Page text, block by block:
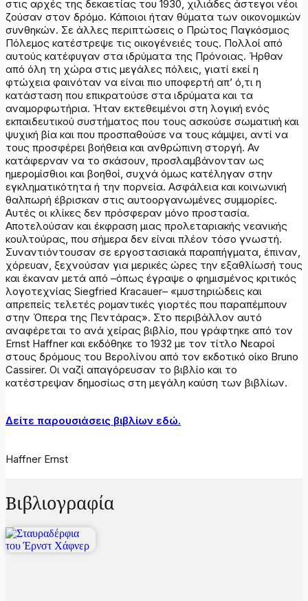
στις αρχές της δεκαετίας του 1930, χιλιάδες άστεγοι νέοι
ζούσαν στον δρόμο. Κάποιοι ήταν θύματα των οικονομικών
συνθηκών. Σε άλλες περιπτώσεις ο Πρώτος Παγκόσμιος
Πόλεμος κατέστρεψε τις οικογένειές τους. Πολλοί από
αυτούς κατέφυγαν στα ιδρύματα της Πρόνοιας. Ήρθαν
από όλη τη χώρα στις μεγάλες πόλεις, γιατί εκεί η
φτώχεια φαινόταν να είναι πιο υποφερτή απ’ ό,τι η
κατάσταση που επικρατούσε στα ιδρύματα και τα
αναμορφωτήρια. Ήταν εκτεθειμένοι στη λογική ενός
εκπαιδευτικού συστήματος που τους ασκούσε σωματική και
ψυχική βία και που προσπαθούσε να τους κάμψει, αντί να
τους προσφέρει βοήθεια και ανθρώπινη στοργή. Αν
κατάφερναν να το σκάσουν, προσλαμβάνονταν ως
ημερομίσθιοι και βοηθοί, συχνά όμως κατέληγαν στην
εγκληματικότητα ή την πορνεία. Ασφάλεια και κοινωνική
θαλπωρή έβρισκαν στις αυτοοργανωμένες συμμορίες.
Αυτές οι κλίκες δεν πρόσφεραν μόνο προστασία.
Αποτελούσαν και έκφραση μιας προλεταριακής νεανικής
κουλτούρας, που σήμερα δεν είναι πλέον τόσο γνωστή.
Συναντιόντουσαν σε εργοστασιακά παραπήγματα, έπιναν,
χόρευαν, ξεχνούσαν για μερικές ώρες την εξαθλίωσή τους
και έκαναν μετά από –όπως έγραψε ο φημισμένος κριτικός
λογοτεχνίας Siegfried Kracauer– «μυστηριώδεις και
απρεπείς τελετές ρομαντικές γιορτές που παραπέμπουν
στην Όπερα της Πεντάρας». Στο περιβάλλον αυτό
αναφέρεται το ανά χείρας βιβλίο, που γράφτηκε από τον
Ernst Haffner και εκδόθηκε το 1932 με τον τίτλο Νεαροί
στους δρόμους του Βερολίνου από τον εκδοτικό οίκο Bruno
Cassirer. Οι ναζί απαγόρευσαν το βιβλίο και το
κατέστρεψαν δημοσίως στη μεγάλη καύση των βιβλίων.
Δείτε παρουσιάσεις βιβλίων εδώ.
Haffner Ernst
Βιβλιογραφία